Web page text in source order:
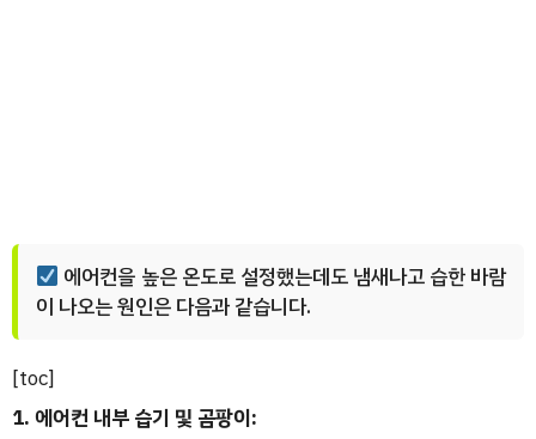
에어컨을 높은 온도로 설정했는데도 냄새나고 습한 바람
이 나오는 원인은 다음과 같습니다.
[toc]
1. 에어컨 내부 습기 및 곰팡이: